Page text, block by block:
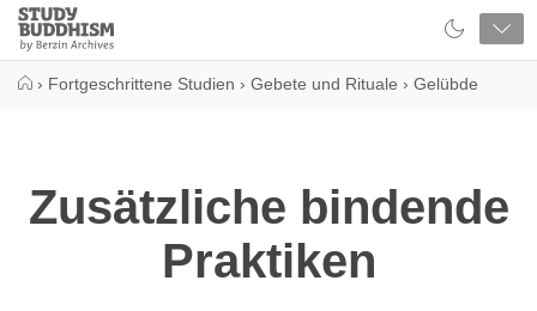
Close
Study
Buddhism
› Fortgeschrittene Studien › Gebete und Rituale › Gelübde
Zusätzliche bindende
Praktiken